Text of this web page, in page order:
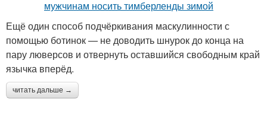
Ещё один способ подчёркивания маскулинности с
помощью ботинок — не доводить шнурок до конца на
пару люверсов и отвернуть оставшийся свободным край
язычка вперёд.
читать дальше →